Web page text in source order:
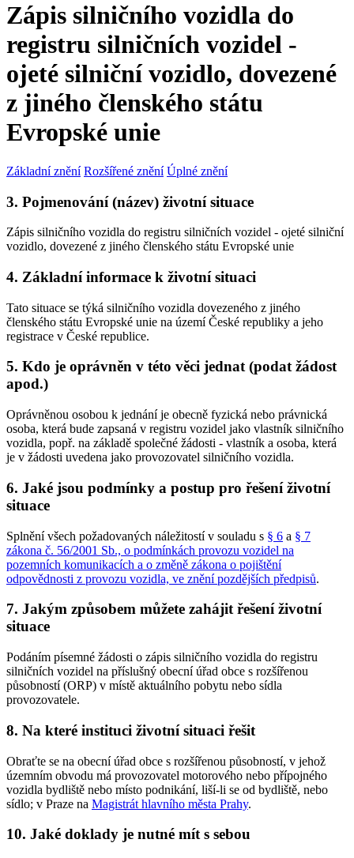
Zápis silničního vozidla do
registru silničních vozidel -
ojeté silniční vozidlo, dovezené
z jiného členského státu
Evropské unie
Základní znění Rozšířené znění Úplné znění
3. Pojmenování (název) životní situace
Zápis silničního vozidla do registru silničních vozidel - ojeté silniční
vozidlo, dovezené z jiného členského státu Evropské unie
4. Základní informace k životní situaci
Tato situace se týká silničního vozidla dovezeného z jiného
členského státu Evropské unie na území České republiky a jeho
registrace v České republice.
5. Kdo je oprávněn v této věci jednat (podat žádost
apod.)
Oprávněnou osobou k jednání je obecně fyzická nebo právnická
osoba, která bude zapsaná v registru vozidel jako vlastník silničního
vozidla, popř. na základě společné žádosti - vlastník a osoba, která
je v žádosti uvedena jako provozovatel silničního vozidla.
6. Jaké jsou podmínky a postup pro řešení životní
situace
Splnění všech požadovaných náležitostí v souladu s § 6 a § 7
zákona č. 56/2001 Sb., o podmínkách provozu vozidel na
pozemních komunikacích a o změně zákona o pojištění
odpovědnosti z provozu vozidla, ve znění pozdějších předpisů.
7. Jakým způsobem můžete zahájit řešení životní
situace
Podáním písemné žádosti o zápis silničního vozidla do registru
silničních vozidel na příslušný obecní úřad obce s rozšířenou
působností (ORP) v místě aktuálního pobytu nebo sídla
provozovatele.
8. Na které instituci životní situaci řešit
Obraťte se na obecní úřad obce s rozšířenou působností, v jehož
územním obvodu má provozovatel motorového nebo přípojného
vozidla bydliště nebo místo podnikání, liší-li se od bydliště, nebo
sídlo; v Praze na Magistrát hlavního města Prahy.
10. Jaké doklady je nutné mít s sebou